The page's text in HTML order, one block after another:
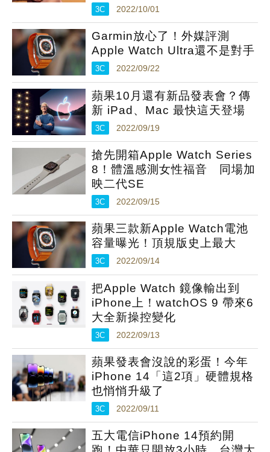
3C 2022/10/01
Garmin放心了！外媒評測
Apple Watch Ultra還不是對手
3C 2022/09/22
蘋果10月還有新品發表會？傳
新 iPad、Mac 最快這天登場
3C 2022/09/19
搶先開箱Apple Watch Series
8！體溫感測女性福音 同場加
映二代SE
3C 2022/09/15
蘋果三款新Apple Watch電池
容量曝光！頂規版史上最大
3C 2022/09/14
把Apple Watch 鏡像輸出到
iPhone上！watchOS 9 帶來6
大全新操控變化
3C 2022/09/13
蘋果發表會沒說的彩蛋！今年
iPhone 14「這2項」硬體規格
也悄悄升級了
3C 2022/09/11
五大電信iPhone 14預約開